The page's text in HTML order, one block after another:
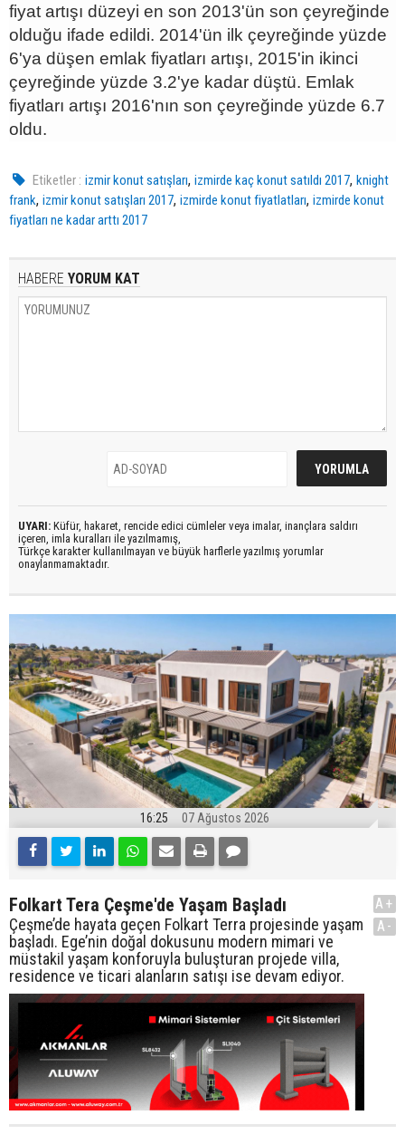
fiyat artışı düzeyi en son 2013'ün son çeyreğinde
olduğu ifade edildi. 2014'ün ilk çeyreğinde yüzde
6'ya düşen emlak fiyatları artışı, 2015'in ikinci
çeyreğinde yüzde 3.2'ye kadar düştü. Emlak
fiyatları artışı 2016'nın son çeyreğinde yüzde 6.7
oldu.
Etiketler : izmir konut satışları,izmirde kaç konut satıldı 2017,knight
frank, izmir konut satışları 2017, izmirde konut fiyatlatları, izmirde konut
fiyatları ne kadar arttı 2017
HABERE YORUM KAT
UYARI: Küfür, hakaret, rencide edici cümleler veya imalar, inançlara saldırı
içeren, imla kuralları ile yazılmamış,
Türkçe karakter kullanılmayan ve büyük harflerle yazılmış yorumlar
onaylanmamaktadır.
16:25 07 Ağustos 2026
Folkart Tera Çeşme'de Yaşam Başladı
Çeşme’de hayata geçen Folkart Terra projesinde yaşam
başladı. Ege’nin doğal dokusunu modern mimari ve
müstakil yaşam konforuyla buluşturan projede villa,
residence ve ticari alanların satışı ise devam ediyor.
A+
A-